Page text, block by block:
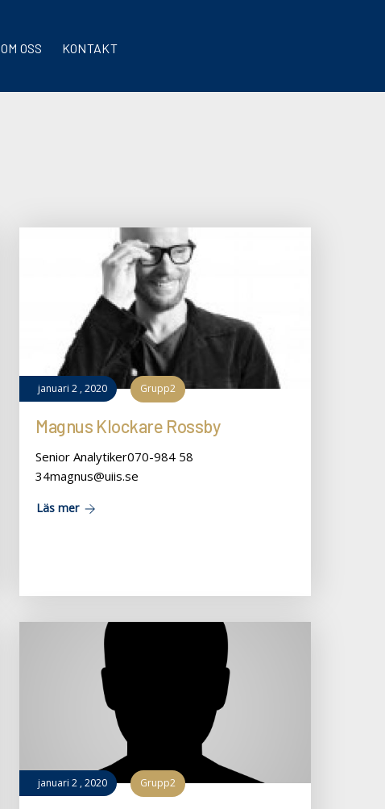
OM OSS KONTAKT
januari 2 ,2020 Grupp2
Magnus Klockare Rossby
Senior Analytiker070-984 58
34magnus@uiis.se
Läs mer
januari 2 ,2020 Grupp2